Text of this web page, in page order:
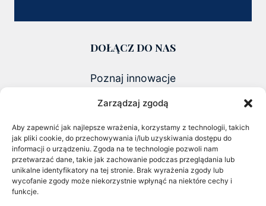
Zarządzaj zgodą
Aby zapewnić jak najlepsze wrażenia, korzystamy z technologii, takich
jak pliki cookie, do przechowywania i/lub uzyskiwania dostępu do
informacji o urządzeniu. Zgoda na te technologie pozwoli nam
przetwarzać dane, takie jak zachowanie podczas przeglądania lub
unikalne identyfikatory na tej stronie. Brak wyrażenia zgody lub
wycofanie zgody może niekorzystnie wpłynąć na niektóre cechy i
funkcje.
DOŁĄCZ DO NAS
Poznaj innowacje
ZOBACZ NAJNOWSZY RAPORT 2026
CHECK OUT OUR LATEST 2026
REPORT